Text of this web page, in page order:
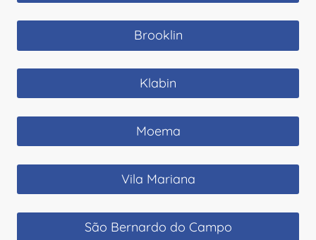
Brooklin
Klabin
Moema
Vila Mariana
São Bernardo do Campo